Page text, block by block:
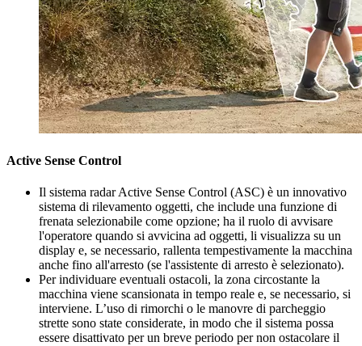
Active Sense Control
Il sistema radar Active Sense Control (ASC) è un innovativo
sistema di rilevamento oggetti, che include una funzione di
frenata selezionabile come opzione; ha il ruolo di avvisare
l'operatore quando si avvicina ad oggetti, li visualizza su un
display e, se necessario, rallenta tempestivamente la macchina
anche fino all'arresto (se l'assistente di arresto è selezionato).
Per individuare eventuali ostacoli, la zona circostante la
macchina viene scansionata in tempo reale e, se necessario, si
interviene. L’uso di rimorchi o le manovre di parcheggio
strette sono state considerate, in modo che il sistema possa
essere disattivato per un breve periodo per non ostacolare il